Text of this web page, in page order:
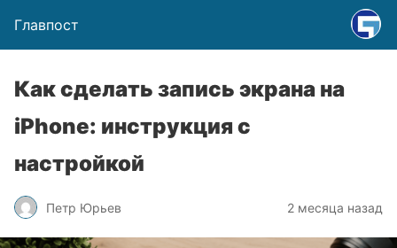
Главпост
Как сделать запись экрана на
iPhone: инструкция с
настройкой
Петр Юрьев 2 месяца назад